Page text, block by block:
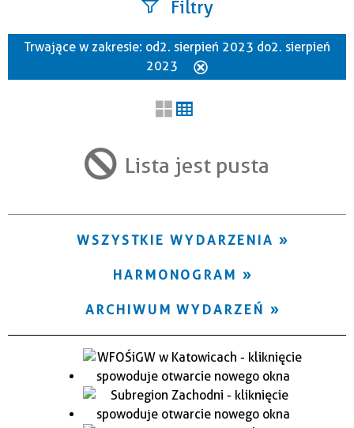
Filtry
Szukana fraza
Trwające w zakresie
Trwające w zakresie: od 2. sierpień 2023 do 2. sierpień
2023
Lista jest pusta
WSZYSTKIE WYDARZENIA
HARMONOGRAM
ARCHIWUM WYDARZEŃ